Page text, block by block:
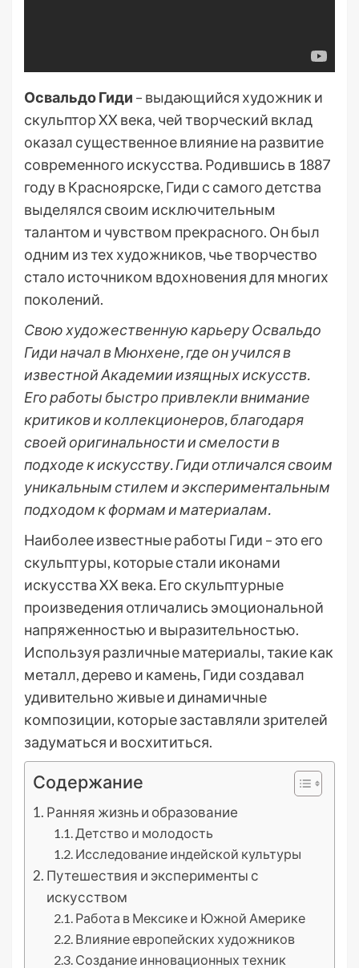
Освальдо Гиди – выдающийся художник и
скульптор XX века, чей творческий вклад
оказал существенное влияние на развитие
современного искусства. Родившись в 1887
году в Красноярске, Гиди с самого детства
выделялся своим исключительным
талантом и чувством прекрасного. Он был
одним из тех художников, чье творчество
стало источником вдохновения для многих
поколений.
Свою художественную карьеру Освальдо
Гиди начал в Мюнхене, где он учился в
известной Академии изящных искусств.
Его работы быстро привлекли внимание
критиков и коллекционеров, благодаря
своей оригинальности и смелости в
подходе к искусству. Гиди отличался своим
уникальным стилем и экспериментальным
подходом к формам и материалам.
Наиболее известные работы Гиди – это его
скульптуры, которые стали иконами
искусства XX века. Его скульптурные
произведения отличались эмоциональной
напряженностью и выразительностью.
Используя различные материалы, такие как
металл, дерево и камень, Гиди создавал
удивительно живые и динамичные
композиции, которые заставляли зрителей
задуматься и восхититься.
Содержание
Ранняя жизнь и образование
Детство и молодость
Исследование индейской культуры
Путешествия и эксперименты с
искусством
Работа в Мексике и Южной Америке
Влияние европейских художников
Создание инновационных техник